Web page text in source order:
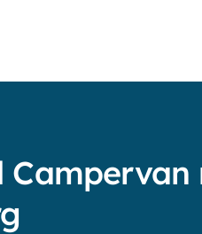
Campervan